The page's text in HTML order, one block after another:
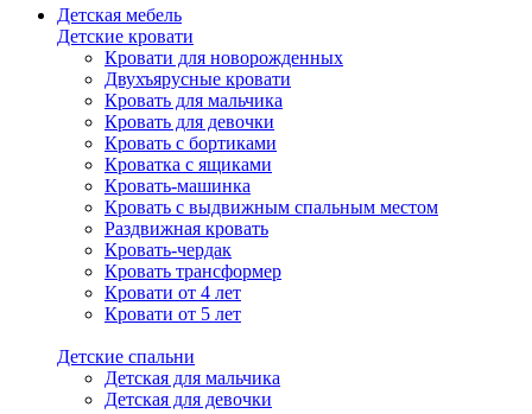
Детская мебель
Детские кровати
Кровати для новорожденных
Двухъярусные кровати
Кровать для мальчика
Кровать для девочки
Кровать с бортиками
Кроватка с ящиками
Кровать-машинка
Кровать с выдвижным спальным местом
Раздвижная кровать
Кровать-чердак
Кровать трансформер
Кровати от 4 лет
Кровати от 5 лет
Детские спальни
Детская для мальчика
Детская для девочки